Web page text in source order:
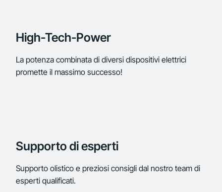
High-Tech-Power
La potenza combinata di diversi dispositivi elettrici
promette il massimo successo!
Supporto di esperti
Supporto olistico e preziosi consigli dal nostro team di
esperti qualificati.